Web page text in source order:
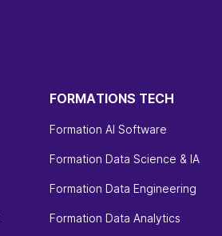
FORMATIONS TECH
Formation AI Software
Formation Data Science & IA
Formation Data Engineering
Formation Data Analytics